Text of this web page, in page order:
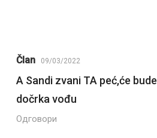
Član 09/03/2022
A Sandi zvani TA peć,će
dočrka vođu
Одговори